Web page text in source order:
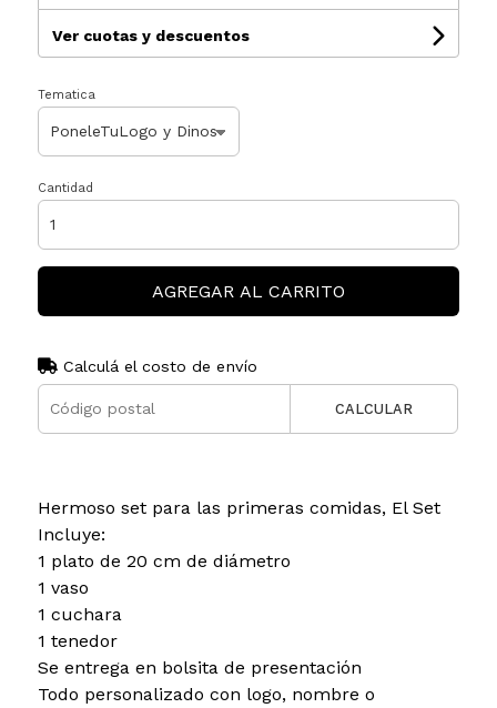
Ver cuotas y descuentos
Tematica
Cantidad
AGREGAR AL CARRITO
Calculá el costo de envío
CALCULAR
Hermoso set para las primeras comidas, El Set
Incluye:
1 plato de 20 cm de diámetro
1 vaso
1 cuchara
1 tenedor
Se entrega en bolsita de presentación
Todo personalizado con logo, nombre o